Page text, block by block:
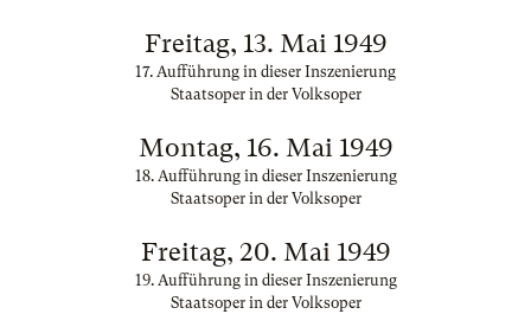
Freitag, 13. Mai 1949
17. Aufführung in dieser Inszenierung
Staatsoper in der Volksoper
Montag, 16. Mai 1949
18. Aufführung in dieser Inszenierung
Staatsoper in der Volksoper
Freitag, 20. Mai 1949
19. Aufführung in dieser Inszenierung
Staatsoper in der Volksoper